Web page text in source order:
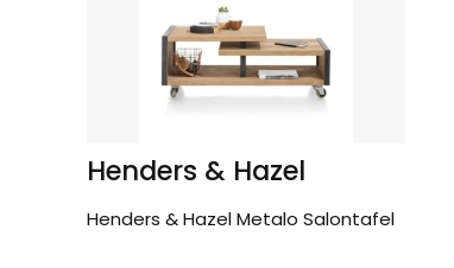
Henders & Hazel
Henders & Hazel Metalo Salontafel